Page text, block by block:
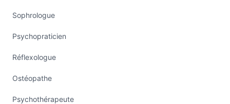
Sophrologue
Psychopraticien
Réflexologue
Ostéopathe
Psychothérapeute